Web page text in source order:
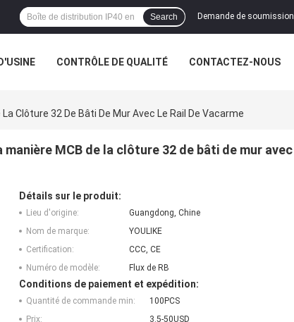
Demande de soumission
Search
CONTRÔLE DE QUALITÉ CONTACTEZ-NOUS
Clôture 32 De Bâti De Mur Avec Le Rail De Vacarme
MCB de la clôture 32 de bâti de mur
Détails sur le produit:
Lieu d'origine:
Guangdong, Chine
Nom de marque:
YOULIKE
Certification:
CCC, CE
Numéro de modèle:
Flux de RB
Conditions de paiement et expédition:
Quantité de commande min:
100PCS
Prix:
3.5-50USD